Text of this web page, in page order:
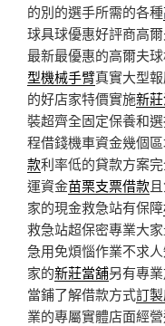
的別的選手所需的各種
球具球優惠好評商高
最新最優惠的高爾夫
型機械手臂真實大型
的好店家特價實施新
裝超齊全固定保養和
程借錢機車資金幾個
款利率低的貸款方案
運資金苗栗支票借款
家的現金救急站有保障
救急站超保密專業大
急用免煩惱作業不求
家的新莊當舖另有專
當鋪了解借款方式訂
業的專屬實體店面經